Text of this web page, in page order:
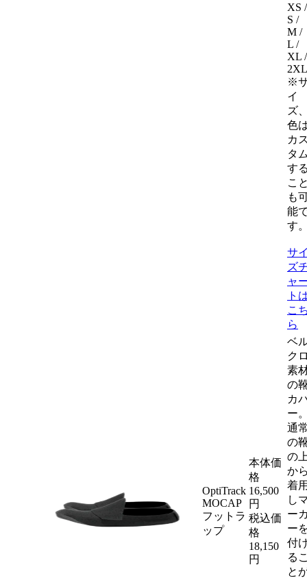
XS /
S /
M /
L /
XL /
2XL
※
イ
ズ
色
カ
タ
す
こ
も
能
す
サ
ズ
ャ
ト
こ
ら
OptiTrack
MOCAP
フットラ
ップ
本体価
格
16,500
円
税込価
格
18,150
円
ベ
ク
素
の
カ
ー
通
の
の
か
着
し
ー
ー
付
る
と